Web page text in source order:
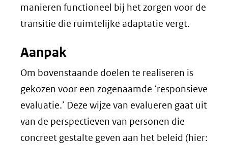
manieren functioneel bij het zorgen voor de
transitie die ruimtelijke adaptatie vergt.
Aanpak
Om bovenstaande doelen te realiseren is
gekozen voor een zogenaamde ‘responsieve
evaluatie.’ Deze wijze van evalueren gaat uit
van de perspectieven van personen die
concreet gestalte geven aan het beleid (hier: